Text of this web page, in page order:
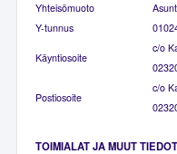
Yhteisömuoto
Y-tunnus
Käyntiosoite
c/o
Postiosoite
c/o
TOIMIALAT JA MUUT TIEDOT